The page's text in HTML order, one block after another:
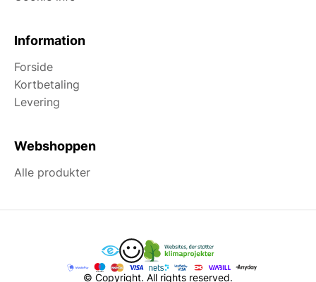
Information
Forside
Kortbetaling
Levering
Webshoppen
Alle produkter
© Copyright. All rights reserved.